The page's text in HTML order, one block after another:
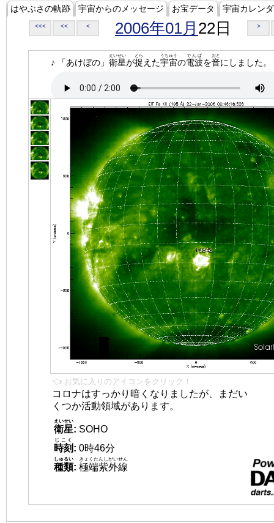
はやぶさの軌跡 宇宙からのメッセージ お宝データ 宇宙カレン
<<< << < 2006年01月 22日 >
♪ 「あけぼの」 衛星
えいせい
が捉
とら
えた宇宙
うちゅう
の電波
でんぱ
を音
おと
にしました。
👈 お気に入りのアイコンをクリック！
コロナはすっかり暗くなりましたが、まだい
くつか活動領域があります。
衛星
えいせい
: SOHO
時刻
じこく
: 0時46分
種類
しゅるい
: 極端紫外線
きょくたんしがいせん